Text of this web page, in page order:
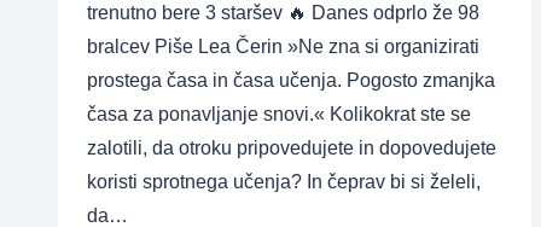
trenutno bere 3 staršev 🔥 Danes odprlo že 98
bralcev Piše Lea Čerin »Ne zna si organizirati
prostega časa in časa učenja. Pogosto zmanjka
časa za ponavljanje snovi.« Kolikokrat ste se
zalotili, da otroku pripovedujete in dopovedujete
koristi sprotnega učenja? In čeprav bi si želeli,
da…